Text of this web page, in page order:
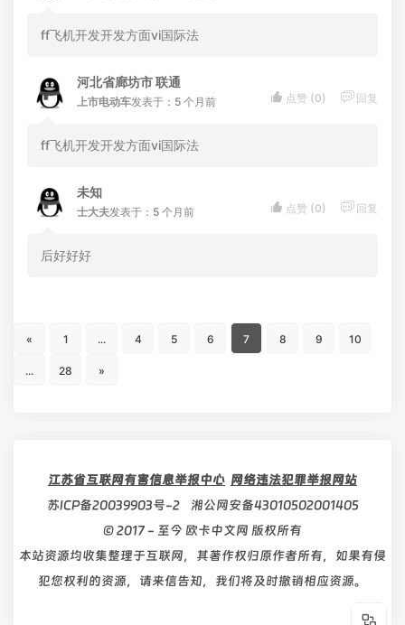
ff飞机开发开发方面vi国际法
河北省廊坊市 联通
上市电动车发表于：5 个月前
ff飞机开发开发方面vi国际法
 点赞 (0)  回复
未知
士大夫发表于：5 个月前
后好好好
 点赞 (0)  回复
« 1 ... 4 5 6 7 8 9 10
... 28 »
江苏省互联网有害信息举报中心 网络违法犯罪举报网站
苏ICP备20039903号-2
湘公网安备43010502001405
© 2017 - 至今 欧卡中文网 版权所有
本站资源均收集整理于互联网，其著作权归原作者所有，如果有侵
犯您权利的资源，请来信告知，我们将及时撤销相应资源。
